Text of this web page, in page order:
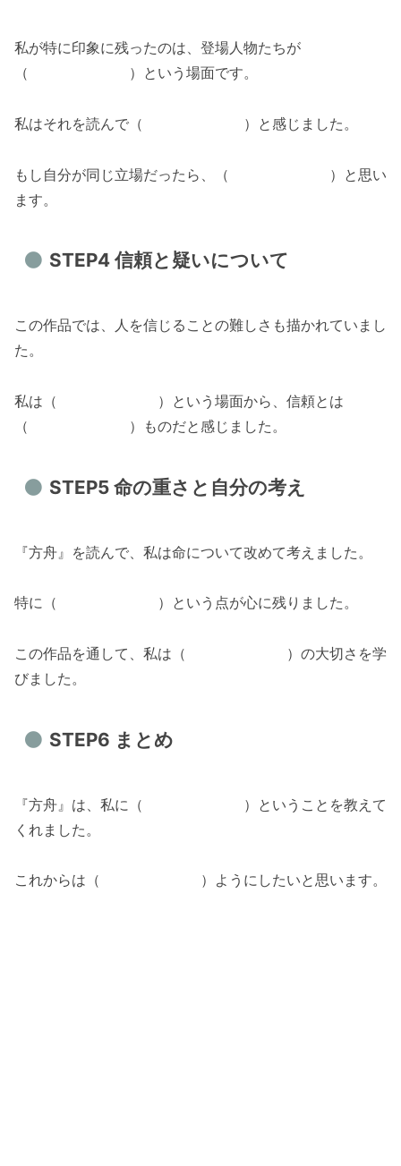
私が特に印象に残ったのは、登場人物たちが
（ ）という場面です。
私はそれを読んで（ ）と感じました。
もし自分が同じ立場だったら、（ ）と思い
ます。
STEP4 信頼と疑いについて
この作品では、人を信じることの難しさも描かれていまし
た。
私は（ ）という場面から、信頼とは
（ ）ものだと感じました。
STEP5 命の重さと自分の考え
『方舟』を読んで、私は命について改めて考えました。
特に（ ）という点が心に残りました。
この作品を通して、私は（ ）の大切さを学
びました。
STEP6 まとめ
『方舟』は、私に（ ）ということを教えて
くれました。
これからは（ ）ようにしたいと思います。